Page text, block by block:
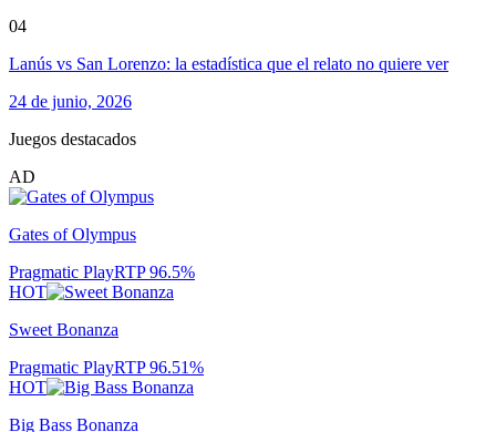
04
Lanús vs San Lorenzo: la estadística que el relato no quiere ver
24 de junio, 2026
Juegos destacados
AD
Gates of Olympus
Pragmatic PlayRTP96.5%
HOT
Sweet Bonanza
Pragmatic PlayRTP96.51%
HOT
Big Bass Bonanza